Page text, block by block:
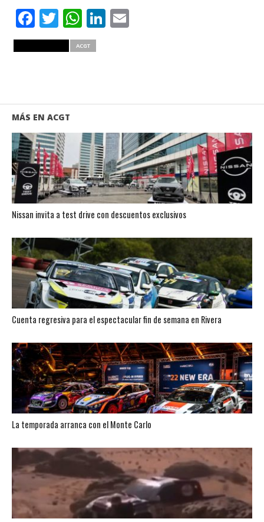
Facebook
Twitter
WhatsApp
LinkedIn
Email
ACGT
MÁS EN ACGT
Nissan invita a test drive con descuentos exclusivos
Cuenta regresiva para el espectacular fin de semana en Rivera
La temporada arranca con el Monte Carlo